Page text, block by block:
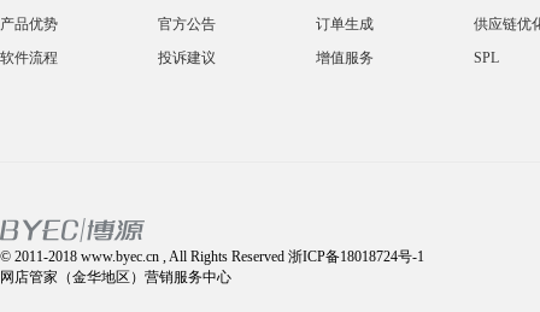
产品优势
软件流程
官方公告
投诉建议
订单生成
增值服务
供应链优
SPL
© 2011-2018 www.byec.cn , All Rights Reserved 浙ICP备18018724号-1
网店管家（金华地区）营销服务中心